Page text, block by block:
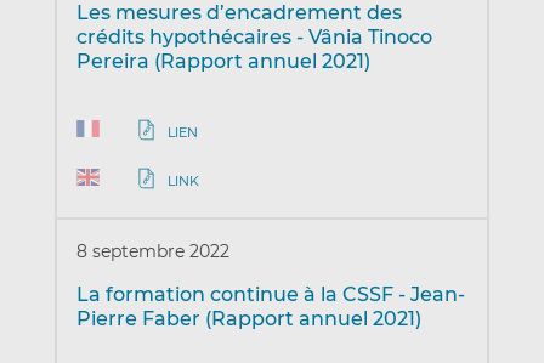
Les mesures d’encadrement des
crédits hypothécaires - Vânia Tinoco
Pereira (Rapport annuel 2021)
LIEN
LINK
8 septembre 2022
La formation continue à la CSSF - Jean-
Pierre Faber (Rapport annuel 2021)